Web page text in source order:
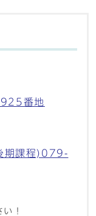
番地
課程)079-
！